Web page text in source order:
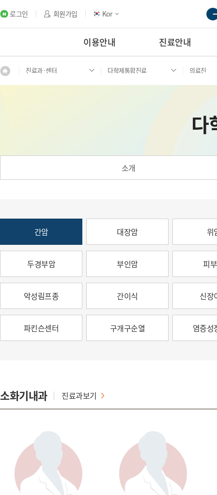
로그인 회원가입 Kor
이용안내 진료안내
진료과·센터 다학제통합진료 의료진
다
소개
간암 대장암 위
두경부암 부인암 피
악성림프종 간이식 신장
파킨슨센터 구개구순열 염증성
소화기내과 진료과보기